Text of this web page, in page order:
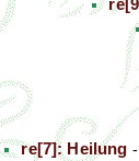
re[7]: Heilung